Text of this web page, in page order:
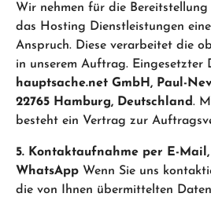
Wir nehmen für die Bereitstellung
das Hosting Dienstleistungen
Anspruch. Diese verarbeitet die
in unserem Auftrag. Eingesetzter
hauptsache.net GmbH, Paul-
22765 Hamburg, Deutschland.
besteht ein Vertrag zur
5. Kontaktaufnahme per E-
WhatsApp Wenn Sie uns
die von Ihnen übermittelten